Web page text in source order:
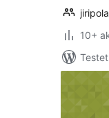
10+